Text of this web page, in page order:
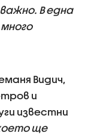
В една
Видич,
и
известни
ще